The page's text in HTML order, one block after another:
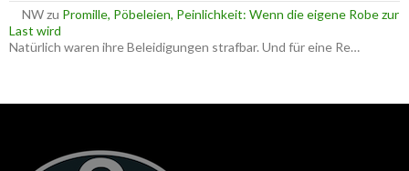
NWzu Promille, Pöbeleien, Peinlichkeit: Wenn die eigene Robe zur
Last wird
Natürlich waren ihre Beleidigungen strafbar. Und für eine Re…